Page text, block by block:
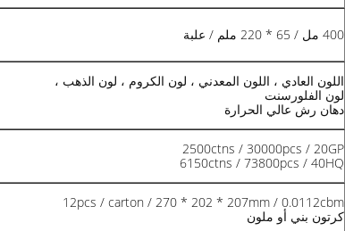
400 مل / 65 * 220 ملم / علبة
اللون العادي ، اللون المعدني ، لون الكروم ، لون الذهب ،
لون الفلورسنت
دهان رش عالي الحرارة
2500ctns / 30000pcs / 20GP
6150ctns / 73800pcs / 40HQ
12pcs / carton / 270 * 202 * 207mm / 0.0112cbm
كرتون بني أو ملون